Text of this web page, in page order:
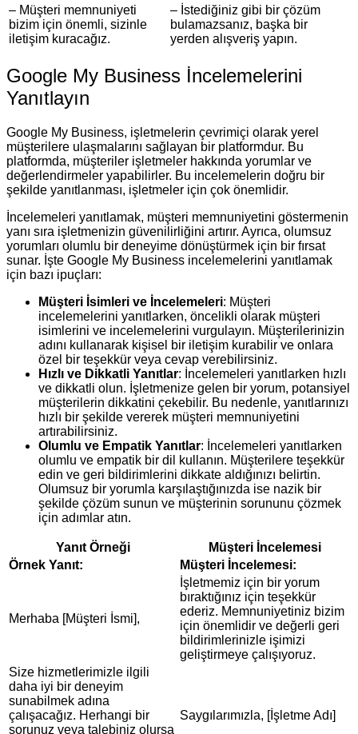
– Müşteri memnuniyeti
bizim için önemli, sizinle
iletişim kuracağız.
– İstediğiniz gibi bir çözüm
bulamazsanız, başka bir
yerden alışveriş yapın.
Google My Business İncelemelerini
Yanıtlayın
Google My Business, işletmelerin çevrimiçi olarak yerel
müşterilere ulaşmalarını sağlayan bir platformdur. Bu
platformda, müşteriler işletmeler hakkında yorumlar ve
değerlendirmeler yapabilirler. Bu incelemelerin doğru bir
şekilde yanıtlanması, işletmeler için çok önemlidir.
İncelemeleri yanıtlamak, müşteri memnuniyetini göstermenin
yanı sıra işletmenizin güvenilirliğini artırır. Ayrıca, olumsuz
yorumları olumlu bir deneyime dönüştürmek için bir fırsat
sunar. İşte Google My Business incelemelerini yanıtlamak
için bazı ipuçları:
Müşteri İsimleri ve İncelemeleri: Müşteri
incelemelerini yanıtlarken, öncelikli olarak müşteri
isimlerini ve incelemelerini vurgulayın. Müşterilerinizin
adını kullanarak kişisel bir iletişim kurabilir ve onlara
özel bir teşekkür veya cevap verebilirsiniz.
Hızlı ve Dikkatli Yanıtlar: İncelemeleri yanıtlarken hızlı
ve dikkatli olun. İşletmenize gelen bir yorum, potansiyel
müşterilerin dikkatini çekebilir. Bu nedenle, yanıtlarınızı
hızlı bir şekilde vererek müşteri memnuniyetini
artırabilirsiniz.
Olumlu ve Empatik Yanıtlar: İncelemeleri yanıtlarken
olumlu ve empatik bir dil kullanın. Müşterilere teşekkür
edin ve geri bildirimlerini dikkate aldığınızı belirtin.
Olumsuz bir yorumla karşılaştığınızda ise nazik bir
şekilde çözüm sunun ve müşterinin sorununu çözmek
için adımlar atın.
Yanıt Örneği
Müşteri İncelemesi
Örnek Yanıt:
Müşteri İncelemesi:
Merhaba [Müşteri İsmi],
İşletmemiz için bir yorum
bıraktığınız için teşekkür
ederiz. Memnuniyetiniz bizim
için önemlidir ve değerli geri
bildirimlerinizle işimizi
geliştirmeye çalışıyoruz.
Size hizmetlerimizle ilgili
daha iyi bir deneyim
sunabilmek adına
çalışacağız. Herhangi bir
sorunuz veya talebiniz olursa
Saygılarımızla, [İşletme Adı]